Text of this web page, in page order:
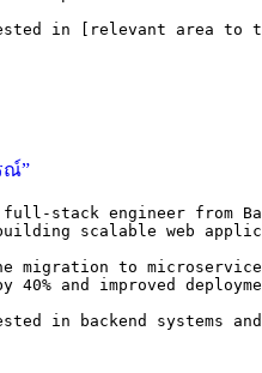
in [relevant area to
ณ์”
stack engineer from
scalable web
migration to
40% and improved
in backend systems